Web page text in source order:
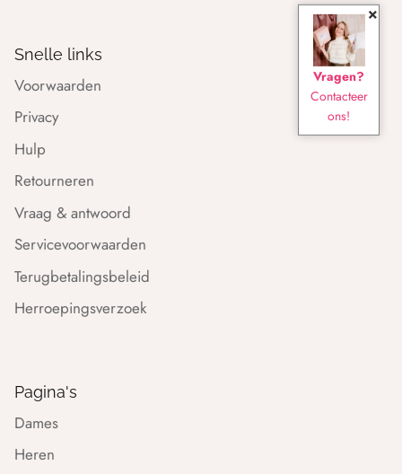
×
Vragen?
Contacteer
ons!
Snelle links
Voorwaarden
Privacy
Hulp
Retourneren
Vraag & antwoord
Servicevoorwaarden
Terugbetalingsbeleid
Herroepingsverzoek
Pagina's
Dames
Heren